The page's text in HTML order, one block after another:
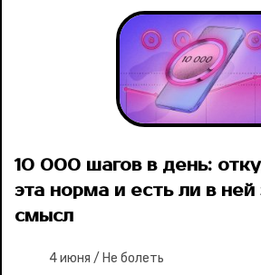
Великие женщины
Тренды
10 000 шагов в день:
эта норма и есть ли в
смысл
4 июня / Не болеть